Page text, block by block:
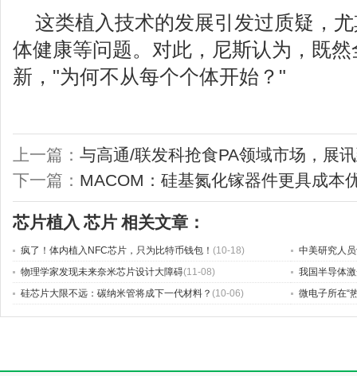
这类植入技术的发展引发过质疑，
体健康等问题。对此，尼斯认为，既
新，"为何不从每个个体开始？"
上一篇： 与高通/联发科抢食PA领域市场，展
下一篇： MACOM：硅基氮化镓器件更具成本
芯片植入 芯片 相关文章：
疯了！体内植入NFC芯片，只为比特币钱包！ (10-18)
中美研究人
物理学家发现未来奈米芯片设计大障碍(11-08)
我国半导体
硅芯片大限不远：碳纳米管将成下一代材料？ (10-06) 微电子所在“